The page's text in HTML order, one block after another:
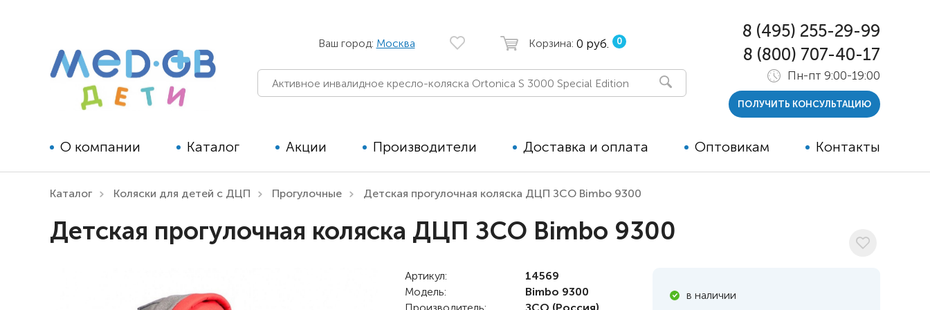
Ваш город: Москва Корзина: 0 руб. 0
О компании Каталог
реабилитации для детей
Коляски для детей с ДЦП
Детские вертикализаторы
Тренажёры
Акции Производители Доставка и оплата Оптовикам Контакты
8 (495) 255-29-99
8 (800) 707-40-17
Пн-пт 9:00-19:00
ПОЛУЧИТЬ КОНСУЛЬТАЦИЮ
Каталог Коляски для детей с ДЦП Прогулочные Детская прогулочная коляска ДЦП ЗСО Bimbo 9300
Детская прогулочная коляска ДЦП ЗСО Bimbo 9300
Артикул:
14569
Модель:
Bimbo 9300
в наличии